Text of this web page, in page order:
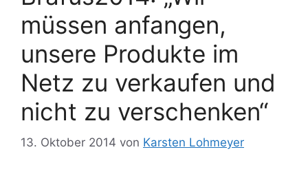
müssen anfangen,
unsere Produkte im
Netz zu verkaufen und
nicht zu verschenken“
13. Oktober 2014 von Karsten Lohmeyer